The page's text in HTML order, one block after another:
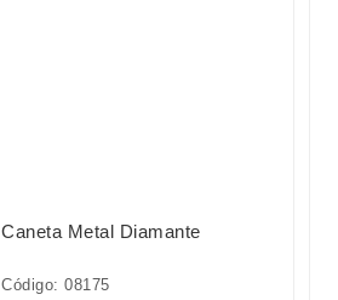
Caneta Metal Diamante
Código: 08175